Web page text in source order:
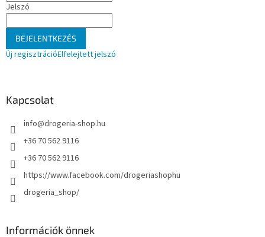
Jelszó
BEJELENTKEZÉS
Új regisztrációElfelejtett jelszó
Kapcsolat
info@drogeria-shop.hu
+36 70 562 9116
+36 70 562 9116
https://www.facebook.com/drogeriashophu
drogeria_shop/
Információk önnek